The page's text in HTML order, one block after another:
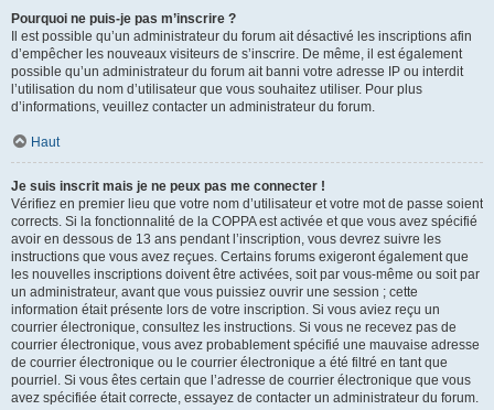
Pourquoi ne puis-je pas m’inscrire ?
Il est possible qu’un administrateur du forum ait désactivé les inscriptions afin
d’empêcher les nouveaux visiteurs de s’inscrire. De même, il est également
possible qu’un administrateur du forum ait banni votre adresse IP ou interdit
l’utilisation du nom d’utilisateur que vous souhaitez utiliser. Pour plus
d’informations, veuillez contacter un administrateur du forum.
Haut
Je suis inscrit mais je ne peux pas me connecter !
Vérifiez en premier lieu que votre nom d’utilisateur et votre mot de passe soient
corrects. Si la fonctionnalité de la COPPA est activée et que vous avez spécifié
avoir en dessous de 13 ans pendant l’inscription, vous devrez suivre les
instructions que vous avez reçues. Certains forums exigeront également que
les nouvelles inscriptions doivent être activées, soit par vous-même ou soit par
un administrateur, avant que vous puissiez ouvrir une session ; cette
information était présente lors de votre inscription. Si vous aviez reçu un
courrier électronique, consultez les instructions. Si vous ne recevez pas de
courrier électronique, vous avez probablement spécifié une mauvaise adresse
de courrier électronique ou le courrier électronique a été filtré en tant que
pourriel. Si vous êtes certain que l’adresse de courrier électronique que vous
avez spécifiée était correcte, essayez de contacter un administrateur du forum.